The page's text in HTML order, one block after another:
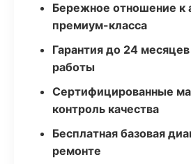
Бережное отношение к
премиум-класса
Гарантия до 24
работы
Сертифицированные
контроль качества
Бесплатная базовая
ремонте